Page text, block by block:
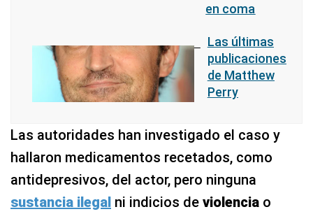
en coma
Las últimas
publicaciones
de Matthew
Perry
Las autoridades han investigado el caso y
hallaron medicamentos recetados, como
antidepresivos, del actor, pero ninguna
sustancia ilegal ni indicios de violencia o